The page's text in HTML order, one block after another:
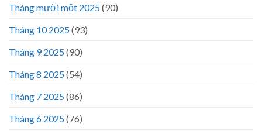
Tháng mười một 2025(90)
Tháng 10 2025(93)
Tháng 9 2025(90)
Tháng 8 2025(54)
Tháng 7 2025(86)
Tháng 6 2025(76)